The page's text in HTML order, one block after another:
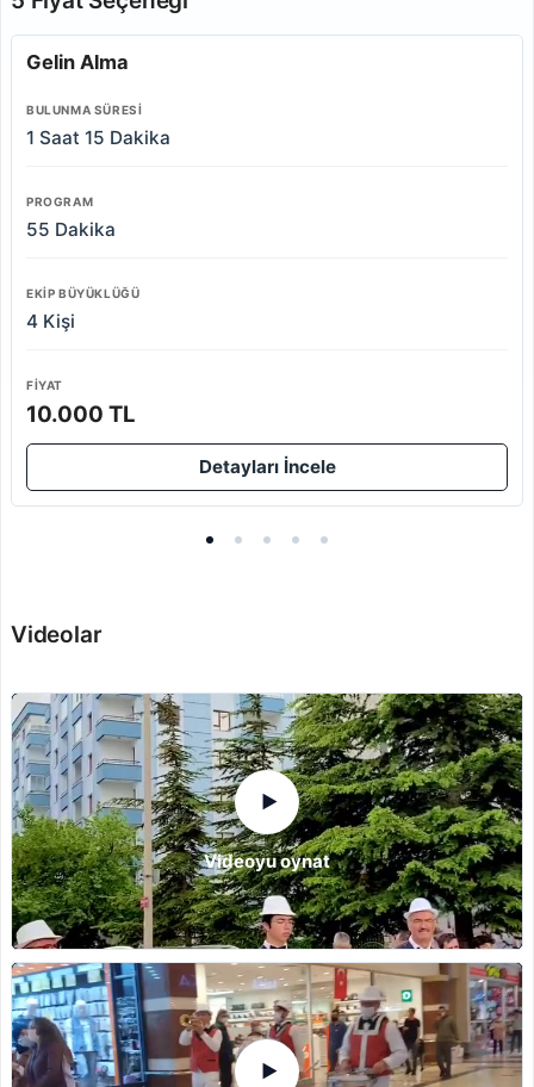
Gelin Alma
BULUNMA SÜRESI
1 Saat 15 Dakika
PROGRAM
55 Dakika
EKIP BÜYÜKLÜĞÜ
4 Kişi
FIYAT
10.000 TL
Detayları İncele
Videolar
▶
Videoyu oynat
▶